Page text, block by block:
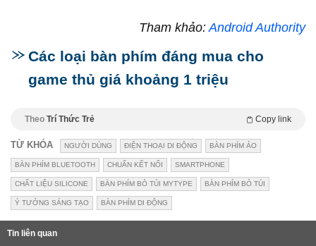
Tham khảo: Android Authority
Các loại bàn phím đáng mua cho
game thủ giá khoảng 1 triệu
Theo Trí Thức Trẻ Copy link
TỪ KHÓA NGƯỜI DÙNG ĐIỆN THOẠI DI ĐỘNG BÀN PHÍM ẢO
BÀN PHÍM BLUETOOTH CHUẨN KẾT NỐI SMARTPHONE
CHẤT LIỆU SILICONE BÀN PHÍM BỎ TÚI MYTYPE BÀN PHÍM BỎ TÚI
Ý TƯỞNG SÁNG TẠO BÀN PHÍM DI ĐỘNG
Tin liên quan